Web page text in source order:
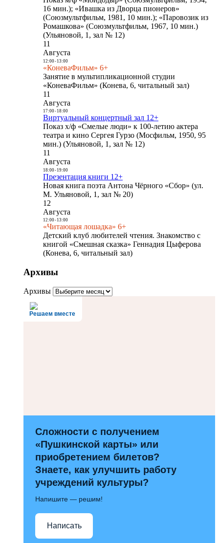
16 мин.); «Ивашка из Дворца пионеров»
(Союзмультфильм, 1981, 10 мин.); «Паровозик из
Ромашкова» (Союзмультфильм, 1967, 10 мин.)
(Ульяновой, 1, зал № 12)
11
Августа
12:00- 13:00
«КоневаФильм» 6+
Занятие в мультипликационной студии
«КоневаФильм» (Конева, 6, читальный зал)
11
Августа
17:00- 18:00
Виртуальный концертный зал 12+
Показ х/ф «Смелые люди» к 100-летию актера
театра и кино Сергея Гурзо (Мосфильм, 1950, 95
мин.) (Ульяновой, 1, зал № 12)
11
Августа
18:00- 19:00
Презентация книги 12+
Новая книга поэта Антона Чёрного «Сбор» (ул.
М. Ульяновой, 1, зал № 20)
12
Августа
12:00- 13:00
«Читающая лошадка» 6+
Детский клуб любителей чтения. Знакомство с
книгой «Смешная сказка» Геннадия Цыферова
(Конева, 6, читальный зал)
Архивы
Архивы
Решаем вместе
Сложности с получением
«Пушкинской карты» или
приобретением билетов?
Знаете, как улучшить работу
учреждений культуры?
Напишите — решим!
Написать